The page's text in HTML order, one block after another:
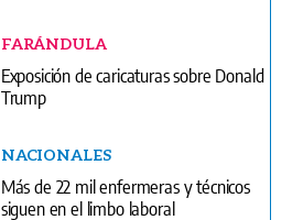
NACIONALES
Más de 22 mil enfermeras y técnicos
siguen en el limbo laboral